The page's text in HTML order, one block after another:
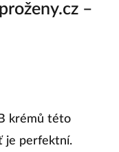
–
krémů této
je perfektní.